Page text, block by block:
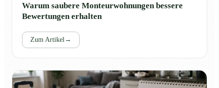
Warum saubere Monteurwohnungen bessere
Bewertungen erhalten
Zum Artikel→